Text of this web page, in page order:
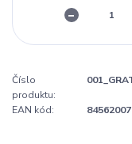
Číslo
produktu:
EAN kód: